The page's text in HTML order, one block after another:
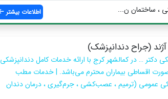
، ساختمان ن... اطلاعات بیشتر
(جراح دندانپزشک)
دکتر … در کمالشهر کرج با ارائه خدمات کامل دندانپزشکی
اقساطی بیماران محترم می‌باشد. | خدمات مطب
عمومی (ترمیم ، عصب‌کشی ، جرم‌گیری ، درمان دندان